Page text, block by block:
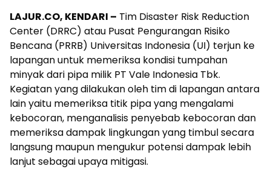
LAJUR.CO, KENDARI – Tim Disaster Risk Reduction
Center (DRRC) atau Pusat Pengurangan Risiko
Bencana (PRRB) Universitas Indonesia (UI) terjun ke
lapangan untuk memeriksa kondisi tumpahan
minyak dari pipa milik PT Vale Indonesia Tbk.
Kegiatan yang dilakukan oleh tim di lapangan antara
lain yaitu memeriksa titik pipa yang mengalami
kebocoran, menganalisis penyebab kebocoran dan
memeriksa dampak lingkungan yang timbul secara
langsung maupun mengukur potensi dampak lebih
lanjut sebagai upaya mitigasi.